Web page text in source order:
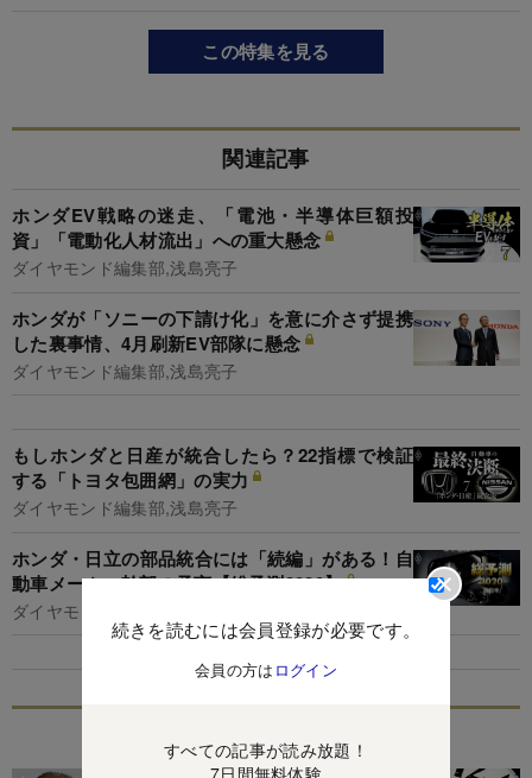
続きを読むには会員登録が必要です。
会員の方は ログイン
すべての記事が読み放題！
7日間無料体験
この特集を見る
関連記事
ホンダEV戦略の迷走、「電池・半導体巨額投
資」「電動化人材流出」への重大懸念
ダイヤモンド編集部,浅島亮子
ホンダが「ソニーの下請け化」を意に介さず提携
した裏事情、4月刷新EV部隊に懸念
ダイヤモンド編集部,浅島亮子
もしホンダと日産が統合したら？22指標で検証
する「トヨタ包囲網」の実力
ダイヤモンド編集部,浅島亮子
ホンダ・日立の部品統合には「続編」がある！自
動車メーカー幹部の予言【総予測2020】
ダイヤモンド編集部,浅島亮子
特集